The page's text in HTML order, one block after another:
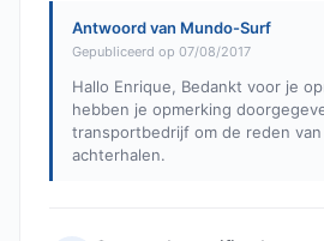
Antwoord van Mundo-Surf
Gepubliceerd op 07/08/2017
Hallo Enrique, Bedankt voor je
hebben je opmerking
transportbedrijf om de reden
achterhalen.